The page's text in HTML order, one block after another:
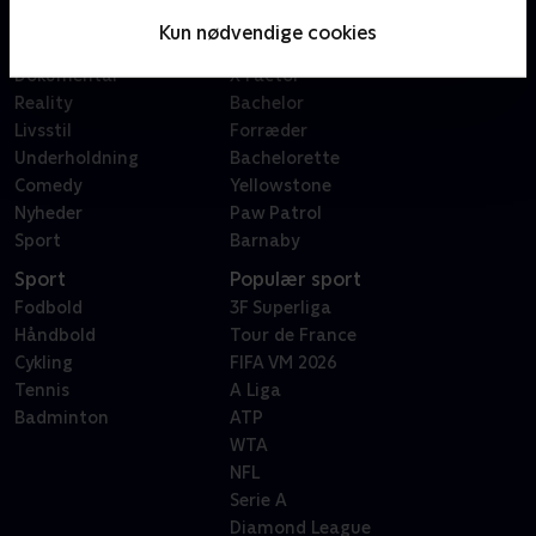
Kun nødvendige cookies
Dokumentar
Reality
Livsstil
Underholdning
Comedy
Nyheder
Sport
Badehotellet
Sygeplejeskolen
X Factor
Bachelor
Forræder
Bachelorette
Yellowstone
Paw Patrol
Barnaby
Sport
Fodbold
Håndbold
Cykling
Tennis
Badminton
Populær sport
3F Superliga
Tour de France
FIFA VM 2026
A Liga
ATP
WTA
NFL
Serie A
Diamond League